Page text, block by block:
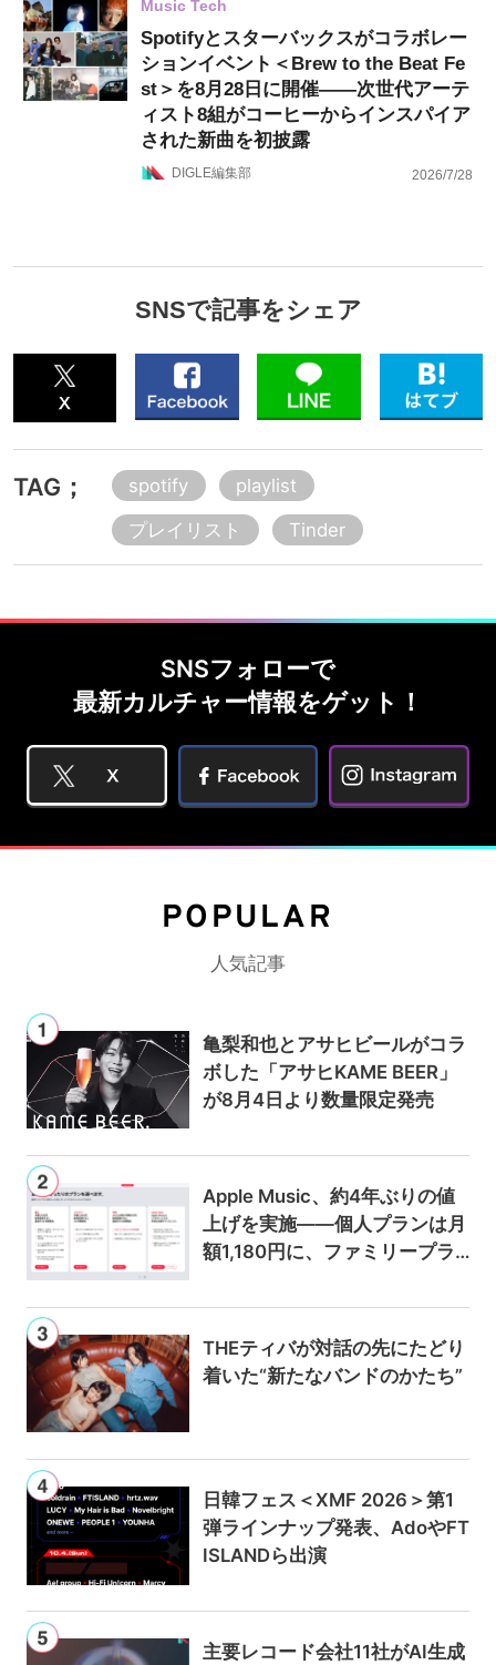
Music Tech
Spotifyとスターバックスがコラボレー
ションイベント＜Brew to the Beat Fe
st＞を8月28日に開催——次世代アーテ
ィスト8組がコーヒーからインスパイア
された新曲を初披露
DIGLE編集部 2026/7/28
SNSで記事をシェア
TAG； spotify
playlist
プレイリスト
Tinder
SNSフォローで
最新カルチャー情報をゲット！
POPULAR
人気記事
亀梨和也とアサヒビールがコラ
ボした「アサヒKAME BEER」
が8月4日より数量限定発売
Apple Music、約4年ぶりの値
上げを実施——個人プランは月
額1,180円に、ファミリープラ
THEティバが対話の先にたどり
着いた“新たなバンドのかたち”
日韓フェス＜XMF 2026＞第1
弾ラインナップ発表、AdoやFT
ISLANDら出演
主要レコード会社11社がAI生成